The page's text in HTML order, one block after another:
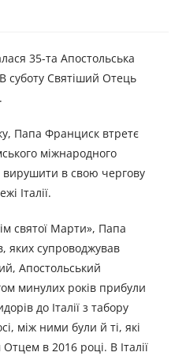
35-та Апостольська
Святіший Отець
Папа Франциск втретє
міжнародного
в свою чергову
Італії.
святої Марти», Папа
яких супроводжував
Апостольський
минулих років прибули
до Італії з табору
між ними були й ті, які
в 2016 році. В Італії